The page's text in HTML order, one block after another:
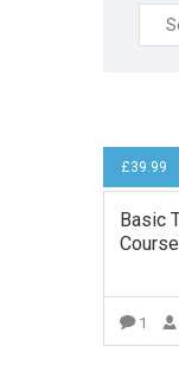
for:
£39.99
Basic
Course
1